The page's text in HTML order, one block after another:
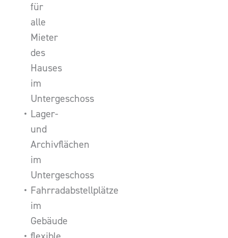
für
alle
Mieter
des
Hauses
im
Untergeschoss
Lager-
und
Archivflächen
im
Untergeschoss
Fahrradabstellplätze
im
Gebäude